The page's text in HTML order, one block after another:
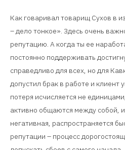
Как говаривал товарищ Сухов в
– дело тонкое». Здесь очень
репутацию. А когда ты ее
постоянно поддерживать
справедливо для всех, но для
допустил брак в работе и клиент
потеря исчисляется не
активно общаются между собой,
негативная, распространяется
репутации – процесс